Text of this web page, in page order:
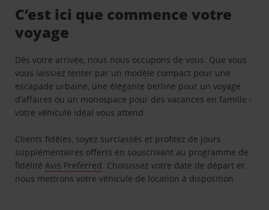
C’est ici que commence votre
voyage
Dès votre arrivée, nous nous occupons de vous. Que vous
vous laissiez tenter par un modèle compact pour une
escapade urbaine, une élégante berline pour un voyage
d’affaires ou un monospace pour des vacances en famille -
votre véhicule idéal vous attend.
Clients fidèles, soyez surclassés et profitez de jours
supplémentaires offerts en souscrivant au programme de
fidélitéAvis Preferred. Choisissez votre date de départ et
nous mettrons votre véhicule de location à disposition.